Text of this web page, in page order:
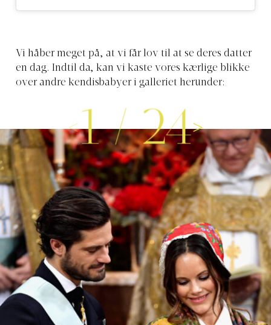
Vi håber meget på, at vi får lov til at se deres datter
en dag. Indtil da, kan vi kaste vores kærlige blikke
over andre kendisbabyer i galleriet herunder:
1/24